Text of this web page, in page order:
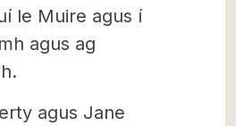
le Muire agus í
agus ag
agus Jane